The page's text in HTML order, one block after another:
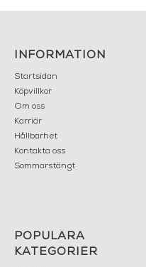
INFORMATION
Startsidan
Köpvillkor
Om oss
Karriär
Hållbarhet
Kontakta oss
Sommarstängt
POPULÄRA
KATEGORIER